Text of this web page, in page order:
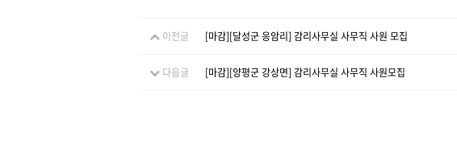
이전글 [마감][달성군 응암리] 감리사무실 사무직 사원 모집
다음글 [마감][양평군 강상면] 감리사무실 사무직 사원모집